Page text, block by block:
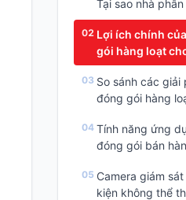
Tại sao nhà
Lợi ích chính
gói hàng loạt
So sánh các giải
đóng gói hàng
Tính năng ứng
đóng gói bán
Camera giám
kiện không thể